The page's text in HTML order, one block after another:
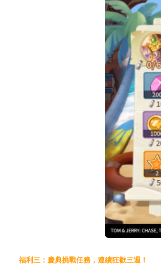
福利三：慶典挑戰任務，連續狂歡三週！